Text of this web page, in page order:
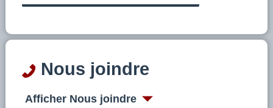
Nous joindre
Afficher Nous joindre